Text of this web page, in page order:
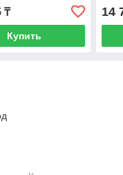
₸
Купить
14